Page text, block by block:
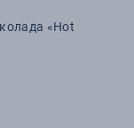
«Hot